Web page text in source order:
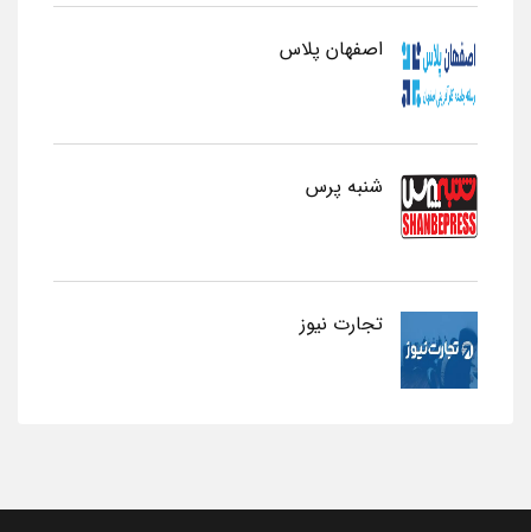
اصفهان پلاس
شنبه پرس
تجارت نیوز